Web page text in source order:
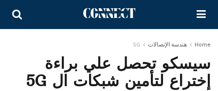
Home هندسة الإتصالات 5G
سيسكو تحصل علي براءة
إختراع لتأمين شبكات ال 5G